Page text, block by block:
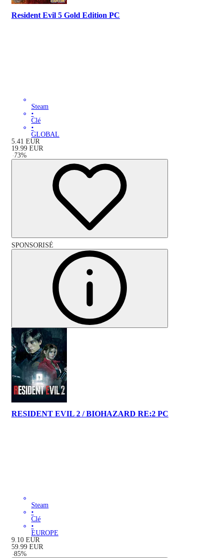
Resident Evil 5 Gold Edition PC
Steam
•
Clé
•
GLOBAL
5.41 EUR
19.99 EUR
-73%
SPONSORISÉ
RESIDENT EVIL 2 / BIOHAZARD RE:2 PC
Steam
•
Clé
•
EUROPE
9.10 EUR
59.99 EUR
-85%